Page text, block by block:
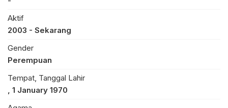
Aktif
2003 - Sekarang
Gender
Perempuan
Tempat, Tanggal Lahir
, 1 January 1970